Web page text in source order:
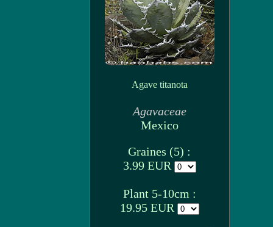
Agave titanota
Agavaceae
Mexico
Graines (5) :
3.99 EUR
Plant 5-10cm :
19.95 EUR